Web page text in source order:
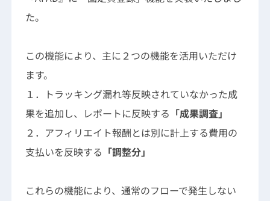
た。
この機能により、主に２つの機能を活用いただけ
ます。
１．トラッキング漏れ等反映されていなかった成
果を追加し、レポートに反映する 「成果調査」
２．アフィリエイト報酬とは別に計上する費用の
支払いを反映する 「調整分」
これらの機能により、通常のフローで発生しない